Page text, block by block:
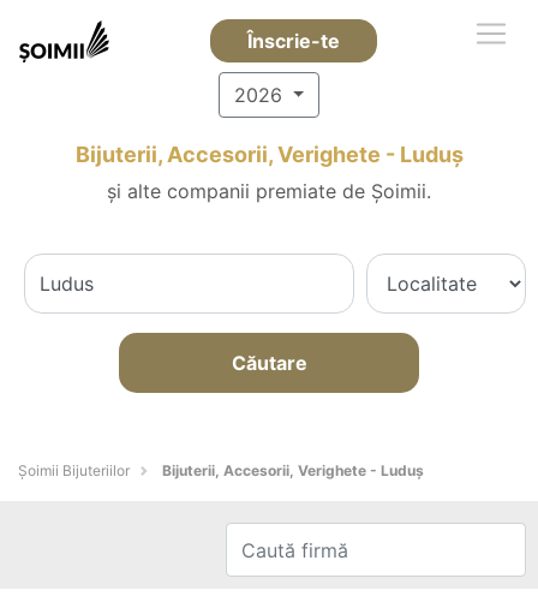
Înscrie-te
2026
Bijuterii, Accesorii, Verighete - Luduş
și alte companii premiate de Șoimii.
Căutare
Şoimii Bijuteriilor Bijuterii, Accesorii, Verighete - Luduş